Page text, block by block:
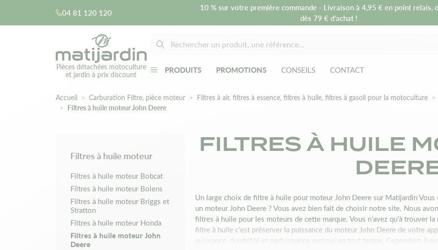
04 81 120 120
10 % sur votre première commande - Livraison à 4,95 € en point relais,
dès 79 € d’achat !
Pièces détachées motoculture
et jardin à prix discount
PRODUITS PROMOTIONS CONSEILS CONTACT
Accueil Carburation Filtre, pièce moteur
Filtres à air, filtres à essence, filtres à huile, filtres à gasoil pour la motoculture
Filtres à huile moteur John Deere
Filtres à huile moteur
Filtres à huile moteur Bobcat
Filtres à huile moteur Bolens
Filtres à huile moteur Briggs et
Stratton
Filtres à huile moteur Honda
Filtres à huile moteur John
Deere
FILTRES À HUILE
Un large choix de filtre à huile pour moteur John Deere sur Matijardin Vous
un moteur John Deere ? Vous avez bien fait de choisir notre site. Nous
filtres à huile pour les moteurs de cette marque. Vous n’avez qu’à trouver
filtre à huile c’est préserver la puissance du moteur John Deere de votre
puissance, durabilité et performance optimal en tout temps. Cependant, il